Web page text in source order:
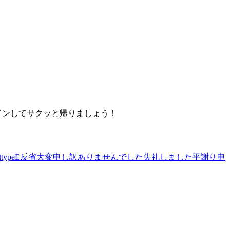
してサクッと帰りましょう！
反省大変申し訳ありませんでした失礼しました平謝り 申